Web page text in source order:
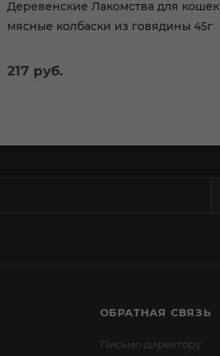
Деревенские Лакомства для кошек
мясные колбаски из говядины 45г
217 руб.
ОБРАТНАЯ СВЯЗЬ
Письмо директору